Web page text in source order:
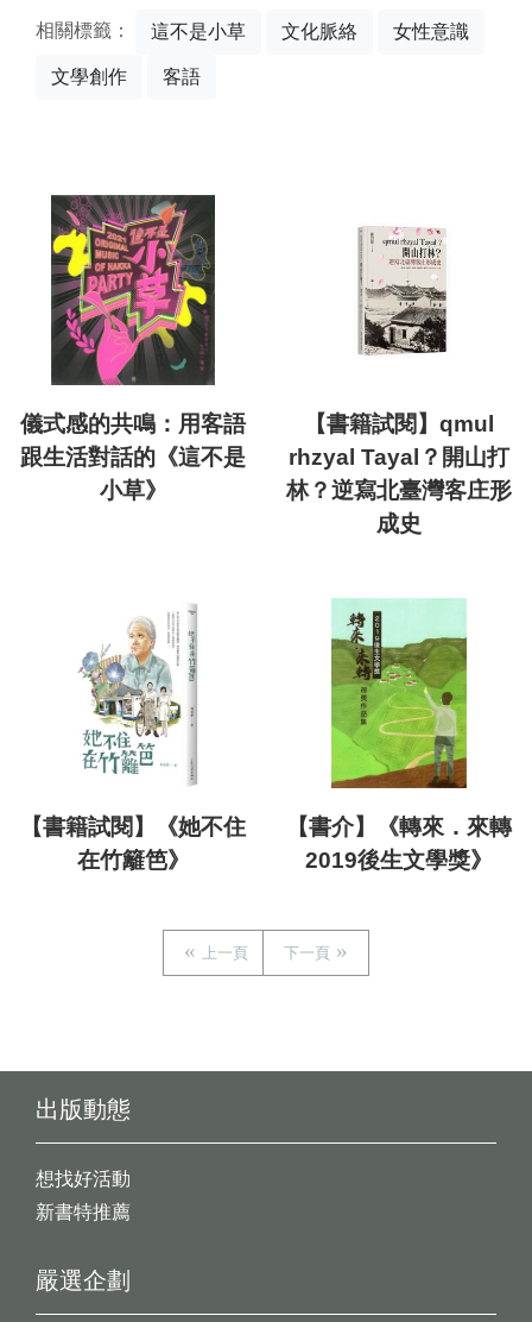
相關標籤： 這不是小草 文化脈絡 女性意識
文學創作 客語
儀式感的共鳴：用客語
跟生活對話的《這不是
小草》
【書籍試閱】qmul
rhzyal Tayal？開山打
林？逆寫北臺灣客庄形
成史
【書籍試閱】《她不住
在竹籬笆》
【書介】《轉來．來轉
2019後生文學獎》
上一頁 下一頁
出版動態
想找好活動
新書特推薦
嚴選企劃